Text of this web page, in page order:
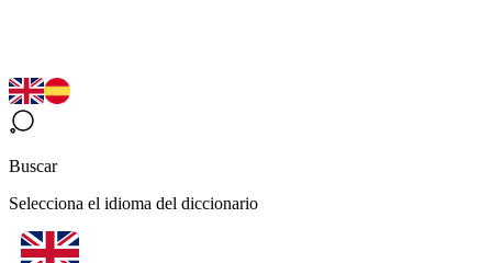
Buscar
Selecciona el idioma del diccionario